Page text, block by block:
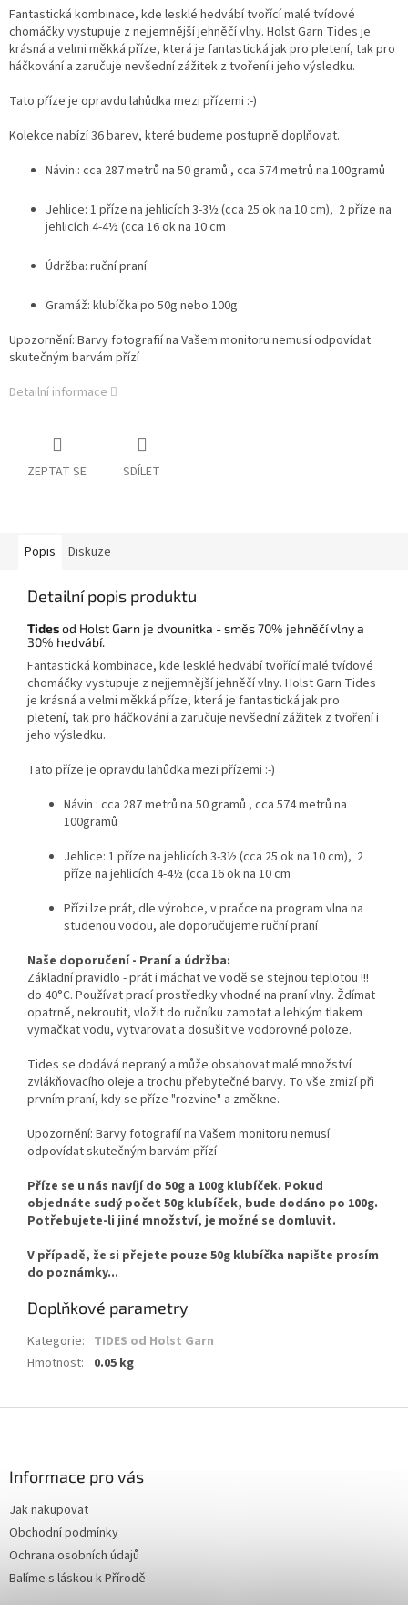
Fantastická kombinace, kde lesklé hedvábí tvořící malé tvídové
chomáčky vystupuje z nejjemnější jehněčí vlny. Holst Garn Tides je
krásná a velmi měkká příze, která je fantastická jak pro pletení, tak pro
háčkování a zaručuje nevšední zážitek z tvoření i jeho výsledku.
Tato příze je opravdu lahůdka mezi přízemi :-)
Kolekce nabízí 36 barev, které budeme postupně doplňovat.
Návin : cca 287 metrů na 50 gramů , cca 574 metrů na 100gramů
Jehlice: 1 příze na jehlicích 3-3½ (cca 25 ok na 10 cm), 2 příze na
jehlicích 4-4½ (cca 16 ok na 10 cm
Údržba: ruční praní
Gramáž: klubíčka po 50g nebo 100g
Upozornění: Barvy fotografií na Vašem monitoru nemusí odpovídat
skutečným barvám přízí
Detailní informace
ZEPTAT SE SDÍLET
Popis Diskuze
Detailní popis produktu
Tidesod Holst Garn je dvounitka - směs 70% jehněčí vlny a
30% hedvábí.
Fantastická kombinace, kde lesklé hedvábí tvořící malé tvídové
chomáčky vystupuje z nejjemnější jehněčí vlny. Holst Garn Tides
je krásná a velmi měkká příze, která je fantastická jak pro
pletení, tak pro háčkování a zaručuje nevšední zážitek z tvoření i
jeho výsledku.
Tato příze je opravdu lahůdka mezi přízemi :-)
Návin : cca 287 metrů na 50 gramů , cca 574 metrů na
100gramů
Jehlice: 1 příze na jehlicích 3-3½ (cca 25 ok na 10 cm), 2
příze na jehlicích 4-4½ (cca 16 ok na 10 cm
Přízi lze prát, dle výrobce, v pračce na program vlna na
studenou vodou, ale doporučujeme ruční praní
Naše doporučení - Praní a údržba:
Základní pravidlo - prát i máchat ve vodě se stejnou teplotou !!!
do 40°C. Používat prací prostředky vhodné na praní vlny. Ždímat
opatrně, nekroutit, vložit do ručníku zamotat a lehkým tlakem
vymačkat vodu, vytvarovat a dosušit ve vodorovné poloze.
Tides se dodává nepraný a může obsahovat malé množství
zvlákňovacího oleje a trochu přebytečné barvy. To vše zmizí při
prvním praní, kdy se příze "rozvine" a změkne.
Upozornění: Barvy fotografií na Vašem monitoru nemusí
odpovídat skutečným barvám přízí
Příze se u nás navíjí do 50g a 100g klubíček. Pokud
objednáte sudý počet 50g klubíček, bude dodáno po 100g.
Potřebujete-li jiné množství, je možné se domluvit.
V případě, že si přejete pouze 50g klubíčka napište prosím
do poznámky...
Doplňkové parametry
Kategorie: TIDES od Holst Garn
Hmotnost: 0.05 kg
Informace pro vás
Jak nakupovat
Obchodní podmínky
Ochrana osobních údajů
Balíme s láskou k Přírodě